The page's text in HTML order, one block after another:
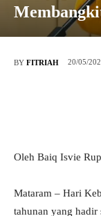
BY FITRIAH 20/05/
Oleh Baiq Isvie
Mataram – Hari
tahunan yang hadir